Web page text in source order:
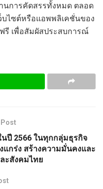
นการคัดสรรทั้งหมด ตลอด
บไซต์หรือแอพพลิเคชั่นของ
รี เพื่อสัมผัสประสบการณ์
ปี 2566 ในทุกกลุ่มธุรกิจ
กร่ง สร้างความมั่นคงและ
ะสังคมไทย